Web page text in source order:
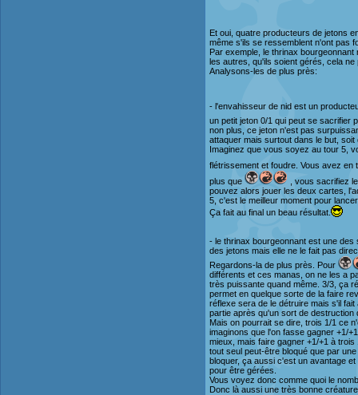
Et oui, quatre producteurs de jetons
même s'ils se ressemblent n'ont pas
Par exemple, le thrinax
les autres, qu'ils soient gérés, cela
Analysons-les de plus près:
- l'envahisseur de nid est un
un petit jeton 0/1 qui peut se sacrifier
non plus, ce jeton n'est pas
attaquer mais surtout dans le but,
Imaginez que vous soyez au tour 5,
flétrissement et foudre. Vous avez en
plus que
, vous sacrifiez
pouvez alors jouer les deux cartes,
5, c'est le meilleur moment pour
Ça fait au final un beau résultat.
- le thrinax bourgeonnant est une
des jetons mais elle ne le fait pas
Regardons-la de plus près. Pour
différents et ces manas, on ne les a
très puissante quand même. 3/3, ça
permet en quelque sorte de la faire
réflexe sera de le détruire mais s'il
partie après qu'un sort de
Mais on pourrait se dire, trois 1/1 ce
imaginons que l'on fasse gagner +1/
mieux, mais faire gagner +1/+1 à
tout seul peut-être bloqué que par
bloquer, ça aussi c'est un avantage
pour être gérées.
Vous voyez donc comme quoi le
Donc là aussi une très bonne